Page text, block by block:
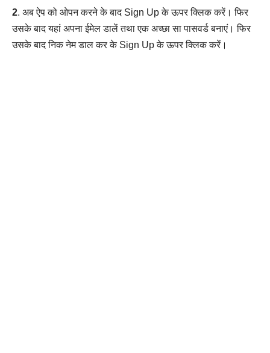
2. अब ऐप को ओपन करने के बाद Sign Up के ऊपर क्लिक करें। फिर
उसके बाद यहां अपना ईमेल डालें तथा एक अच्छा सा पासवर्ड बनाएं। फिर
उसके बाद निक नेम डाल कर के Sign Up के ऊपर क्लिक करें।